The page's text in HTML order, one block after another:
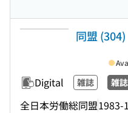
同盟 (304)
Digital 雑誌 雑
全日本労働総同盟1983-